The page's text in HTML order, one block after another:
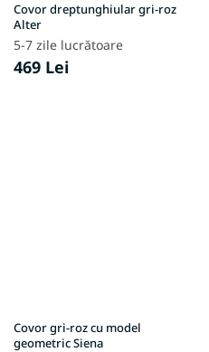
Covor dreptunghiular gri-roz
Alter
5-7 zile lucrătoare
469 Lei
Covor gri-roz cu model
geometric Siena